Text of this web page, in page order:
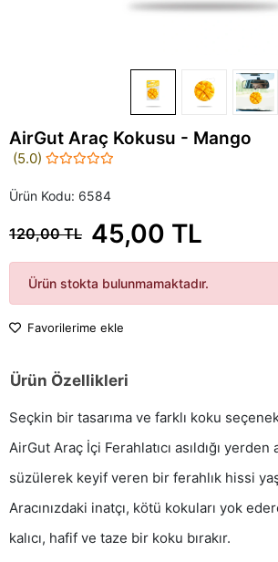
AirGut Araç Kokusu - Mango
(5.0)
Ürün Kodu: 6584
120,00 TL 45,00 TL
Ürün stokta bulunmamaktadır.
Favorilerime ekle
Ürün Özellikleri
Seçkin bir tasarıma ve farklı koku
AirGut Araç İçi Ferahlatıcı asıldığı yerden
süzülerek keyif veren bir ferahlık hissi
Aracınızdaki inatçı, kötü kokuları yok
kalıcı, hafif ve taze bir koku bırakır.